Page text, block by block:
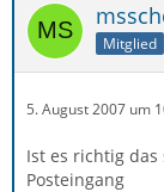
Mitglied
5. August 2007 um
Ist es richtig
Posteingang